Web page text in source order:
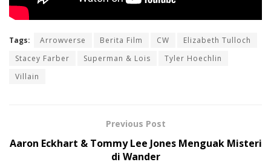
Tags: Arrowverse Berita Film CW
Elizabeth Tulloch
Stacey Farber
Superman & Lois
Tyler Hoechlin
Villain
Previous Post
Aaron Eckhart & Tommy Lee Jones Menguak Misteri
di Wander